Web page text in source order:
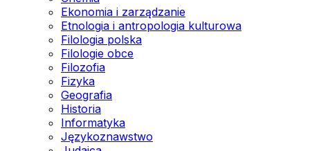
Ekonomia i zarządzanie
Etnologia i antropologia kulturowa
Filologia polska
Filologie obce
Filozofia
Fizyka
Geografia
Historia
Informatyka
Językoznawstwo